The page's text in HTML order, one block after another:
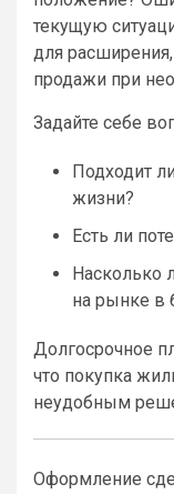
текущую
для
продажи при
Задайте себе
Подходит
жизни?
Есть ли
Насколько
на рынке в
Долгосрочное
что покупка
неудобным
Оформление